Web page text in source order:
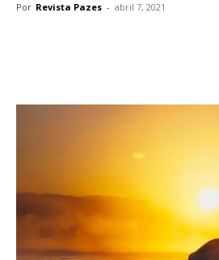
Por Revista Pazes - abril 7, 2021